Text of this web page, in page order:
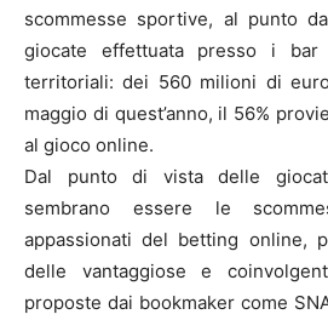
scommesse sportive, al punto
giocate effettuata presso i
territoriali: dei 560 milioni di
maggio di quest’anno, il 56%
al gioco online.
Dal punto di vista delle
sembrano essere le
appassionati del betting online,
delle vantaggiose e
proposte dai bookmaker come